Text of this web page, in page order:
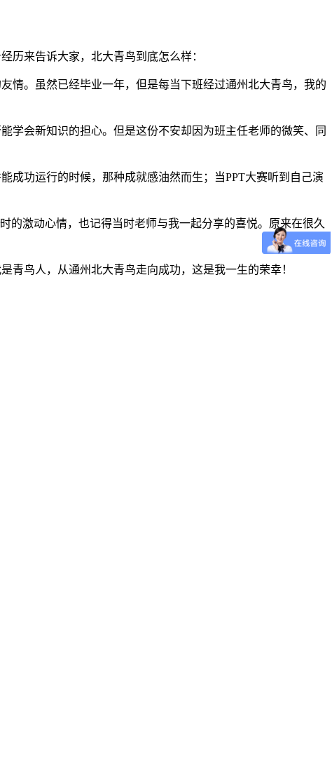
历来告诉大家，北大青鸟到底怎么样：
情。虽然已经毕业一年，但是每当下班经过通州北大青鸟，我的
学会新知识的担心。但是这份不安却因为班主任老师的微笑、同
成功运行的时候，那种成就感油然而生；当PPT大赛听到自己演
的激动心情，也记得当时老师与我一起分享的喜悦。原来在很久
青鸟人，从通州北大青鸟走向成功，这是我一生的荣幸！